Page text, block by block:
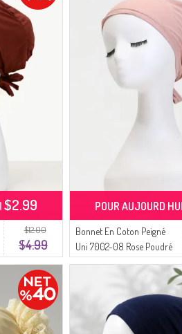
$12.00
$4.99
$2.99
Bonnet En Coton Peigné
Uni 7002-08 Rose Poudré
POUR AUJOURD HUI